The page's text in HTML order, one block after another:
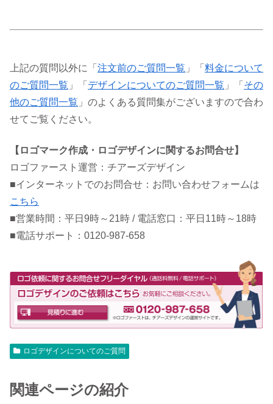
上記の質問以外に「 注文前のご質問一覧 」「 料金について
のご質問一覧 」「 デザインについてのご質問一覧 」「 その
他のご質問一覧 」のよくある質問集がございますので合わ
せてご覧ください。
【ロゴマーク作成・ロゴデザインに関するお問合せ】
ロゴファースト運営：チアーズデザイン
■インターネットでのお問合せ：お問い合わせフォームは
こちら
■営業時間：平日9時～21時 / 電話窓口：平日11時～18時
■電話サポート：0120-987-658
ロゴデザインについてのご質問
関連ページの紹介